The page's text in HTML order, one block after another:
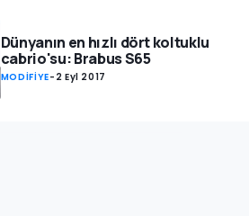
Dünyanın en hızlı dört koltuklu
cabrio'su: Brabus S65
MODİFİYE- 2 Eyl 2017